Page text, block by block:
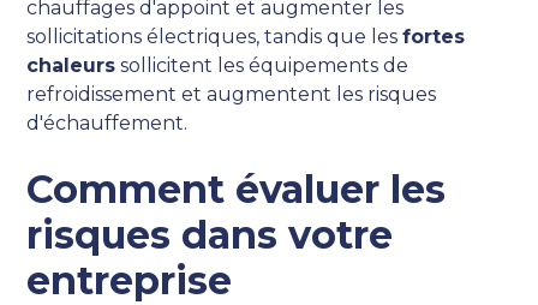
chauffages d'appoint et augmenter les
sollicitations électriques, tandis que lesfortes
chaleurs sollicitent les équipements de
refroidissement et augmentent les risques
d'échauffement.
Comment évaluer les
risques dans votre
entreprise